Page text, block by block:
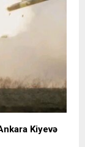
Kiyevə